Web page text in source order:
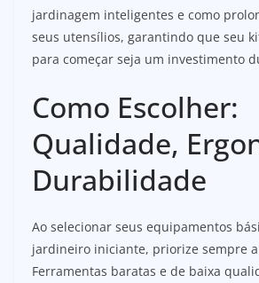
jardinagem inteligentes e como
seus utensílios, garantindo que seu
para começar seja um investimento
Como Escolher:
Qualidade,
Durabilidade
Ao selecionar seus equipamentos
jardineiro iniciante, priorize sempre
Ferramentas baratas e de baixa